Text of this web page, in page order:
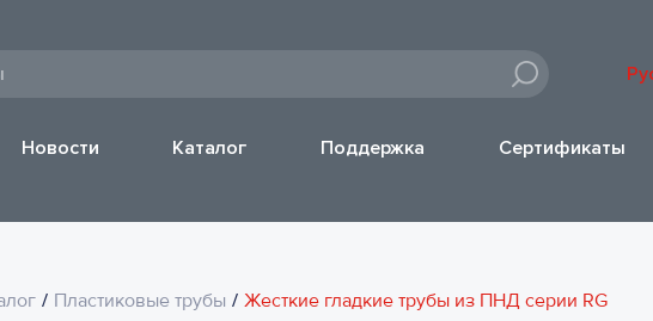
Новости Каталог Поддержка Сертификаты
/ Пластиковые трубы / Жесткие гладкие трубы из ПНД серии RG